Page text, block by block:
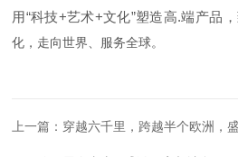
用“科技+艺术+文化”塑造高.端产品
化，走向世界、服务全球。
上一篇： 穿越六千里，跨越半个欧洲，